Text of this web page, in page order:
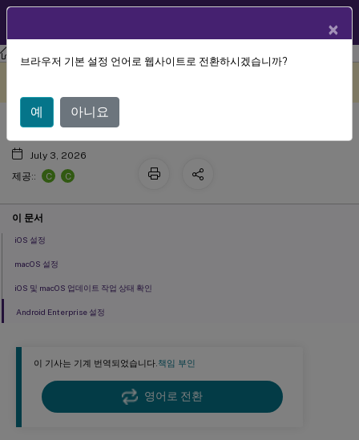
XenMobile Server 현재 릴리스 XenMobile Server
이 기사는 기계 번역되었습니다.책임 부인
영어로 전환
OS 업데이트 제어 장치 정책
July 3, 2026
제공::
C C
이 문서
iOS 설정
macOS 설정
iOS 및 macOS 업데이트 작업 상태 확인
Android Enterprise 설정
×
브라우저 기본 설정 언어로 웹사이트로 전환하시겠습니까?
예 아니요